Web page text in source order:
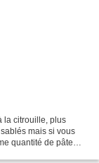
la citrouille, plus
mais si vous
quantité de pâte